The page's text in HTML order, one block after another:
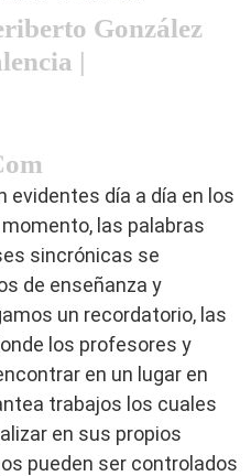
González
|
evidentes día a día en los
las palabras
sincrónicas se
de enseñanza y
un recordatorio, las
los profesores y
en un lugar en
trabajos los cuales
en sus propios
pueden ser controlados